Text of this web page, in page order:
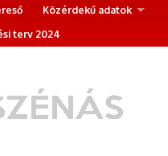
Közérdekű adatok
terv 2024